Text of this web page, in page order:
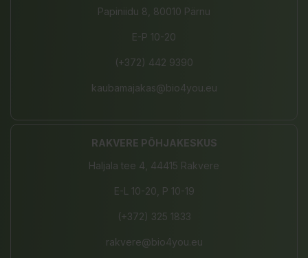
Papiniidu 8, 80010 Pärnu
E-P 10-20
(+372) 442 9390
kaubamajakas@bio4you.eu
RAKVERE PÕHJAKESKUS
Haljala tee 4, 44415 Rakvere
E-L 10-20, P 10-19
(+372) 325 1833
rakvere@bio4you.eu